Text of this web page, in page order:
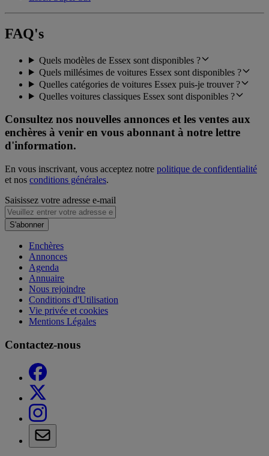
FAQ's
Quels modèles de Essex sont disponibles ?
Quels millésimes de voitures Essex sont disponibles ?
Quelles catégories de voitures Essex puis-je trouver ?
Quelles voitures classiques Essex sont disponibles ?
Consultez nos nouvelles annonces et les ventes aux
enchères à venir en vous abonnant à notre lettre
d'information.
En vous inscrivant, vous acceptez notre politique de confidentialité
et nos conditions générales.
Saisissez votre adresse e-mail
S'abonner
Enchères
Annonces
Agenda
Annuaire
Nous rejoindre
Conditions d'Utilisation
Vie privée et cookies
Mentions Légales
Contactez-nous